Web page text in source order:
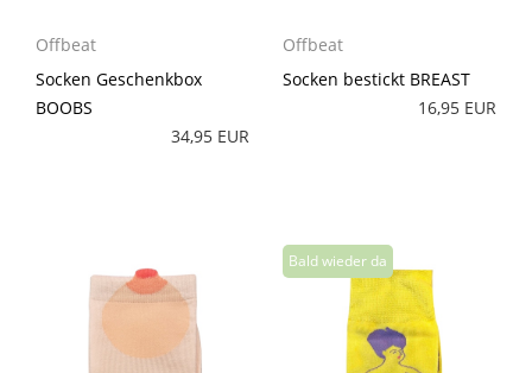
Offbeat
Socken Geschenkbox
BOOBS
34,95 EUR
Offbeat
Socken bestickt BREAST
16,95 EUR